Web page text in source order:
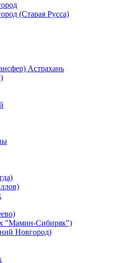
(Старая Русса)
Астрахань
х "Мамин-Сибиряк")
Новгород)